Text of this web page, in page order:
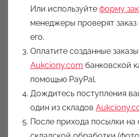
Или используйте форму
менеджеры проверят заказ
его.
Оплатите созданные
Aukciony.com банковской
помощью PayPal.
Дождитесь поступления
один из складов
После прихода посылки на